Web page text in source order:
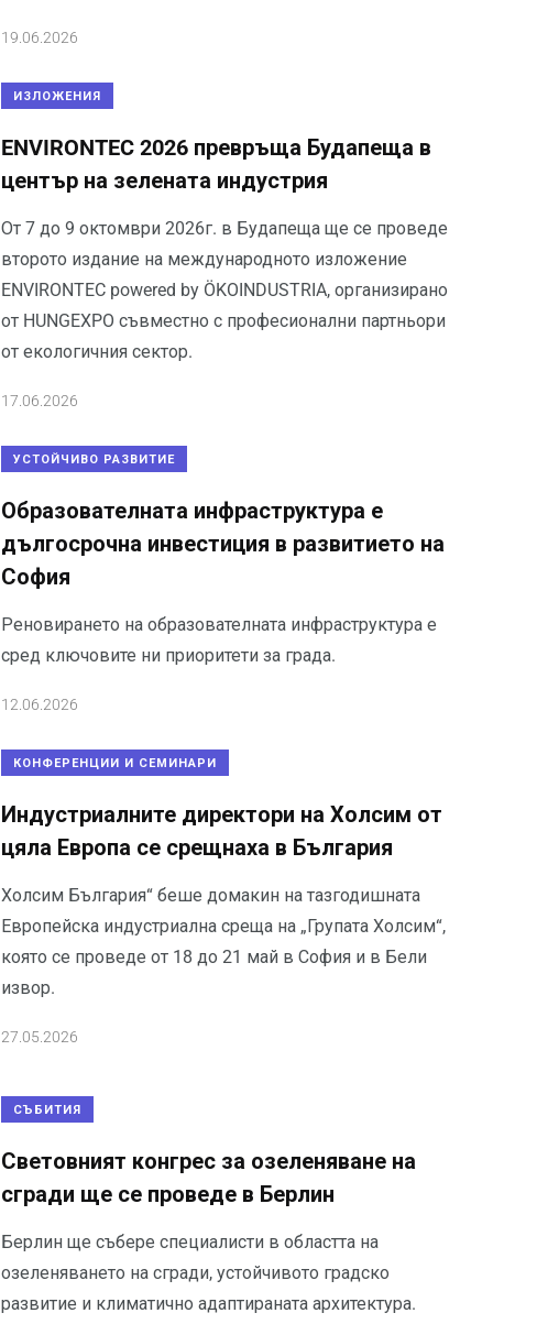
19.06.2026
ИЗЛОЖЕНИЯ
ENVIRONTEC 2026 превръща Будапеща в
център на зелената индустрия
От 7 до 9 октомври 2026г. в Будапеща ще се проведе
второто издание на международното изложение
ENVIRONTEC powered by ÖKOINDUSTRIA, организирано
от HUNGEXPO съвместно с професионални партньори
от екологичния сектор.
17.06.2026
УСТОЙЧИВО РАЗВИТИЕ
Образователната инфраструктура е
дългосрочна инвестиция в развитието на
София
Реновирането на образователната инфраструктура е
сред ключовите ни приоритети за града.
12.06.2026
КОНФЕРЕНЦИИ И СЕМИНАРИ
Индустриалните директори на Холсим от
цяла Европа се срещнаха в България
Холсим България“ беше домакин на тазгодишната
Европейска индустриална среща на „Групата Холсим“,
която се проведе от 18 до 21 май в София и в Бели
извор.
27.05.2026
СЪБИТИЯ
Световният конгрес за озеленяване на
сгради ще се проведе в Берлин
Берлин ще събере специалисти в областта на
озеленяването на сгради, устойчивото градско
развитие и климатично адаптираната архитектура.